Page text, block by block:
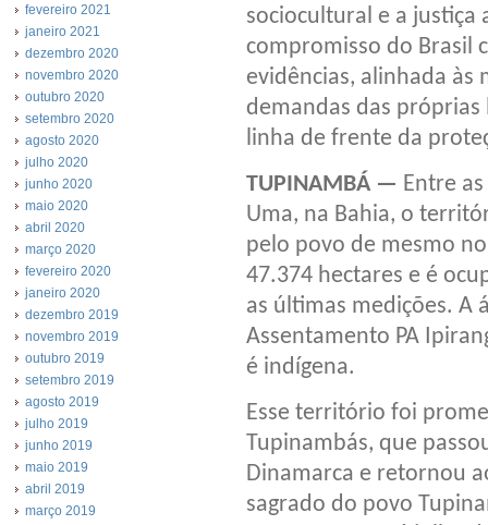
fevereiro 2021
janeiro 2021
dezembro 2020
novembro 2020
outubro 2020
setembro 2020
agosto 2020
julho 2020
junho 2020
maio 2020
abril 2020
março 2020
fevereiro 2020
janeiro 2020
dezembro 2019
novembro 2019
outubro 2019
setembro 2019
agosto 2019
julho 2019
junho 2019
maio 2019
abril 2019
março 2019
sociocultural e a
compromisso do Brasil
evidências, alinhada às
demandas das
linha de frente da
TUPINAMBÁ — Entre
Uma, na Bahia, o
pelo povo de mesmo
47.374 hectares e é
as últimas medições. A
Assentamento PA
é indígena.
Esse território foi
Tupinambás, que
Dinamarca e retornou
sagrado do povo